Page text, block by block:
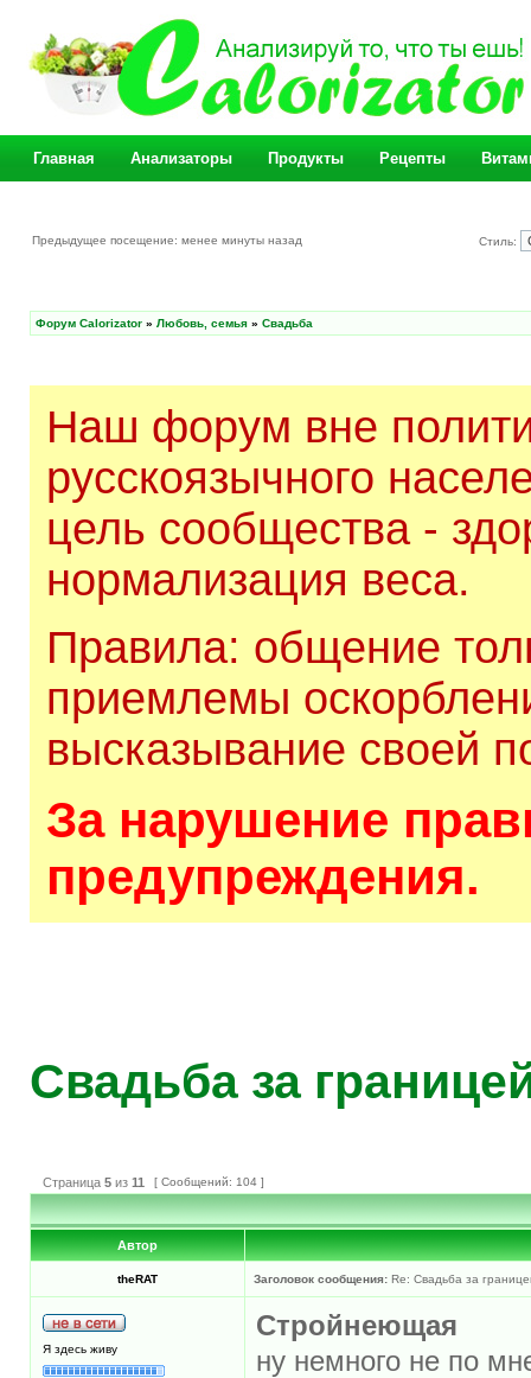
Главная Анализаторы Продукты Рецепты
Предыдущее посещение: менее минуты назад Стиль:
Форум Calorizator » Любовь, семья » Свадьба
Наш форум вне
русскоязычного
цель сообщества -
нормализация веса.
Правила: общение
приемлемы
высказывание своей
За нарушение
предупреждения.
Свадьба за
Страница 5 из 11 [ Сообщений: 104 ]
Автор
theRAT Заголовок сообщения: Re: Свадьба за
Я здесь живу
Стройнеющая
ну немного не по